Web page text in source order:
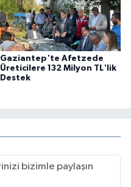
Gaziantep'te Afetzede
Üreticilere 132 Milyon TL'lik
Destek